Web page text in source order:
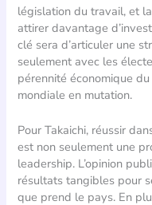
législation du travail, et
attirer davantage
clé sera d’articuler une
seulement avec les
pérennité économique
mondiale en mutation.
Pour Takaichi, réussir
est non seulement une
leadership. L’opinion
résultats tangibles pour
que prend le pays. En